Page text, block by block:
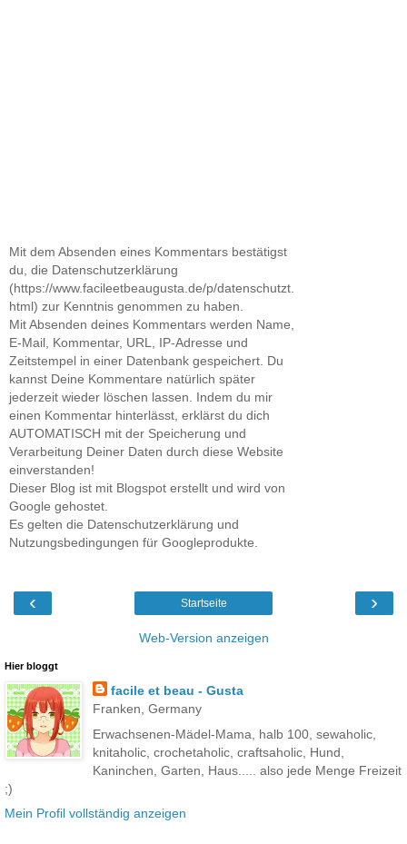
Mit dem Absenden eines Kommentars bestätigst
du, die Datenschutzerklärung
(https://www.facileetbeaugusta.de/p/datenschutzt.
html) zur Kenntnis genommen zu haben.
Mit Absenden deines Kommentars werden Name,
E-Mail, Kommentar, URL, IP-Adresse und
Zeitstempel in einer Datenbank gespeichert. Du
kannst Deine Kommentare natürlich später
jederzeit wieder löschen lassen. Indem du mir
einen Kommentar hinterlässt, erklärst du dich
AUTOMATISCH mit der Speicherung und
Verarbeitung Deiner Daten durch diese Website
einverstanden!
Dieser Blog ist mit Blogspot erstellt und wird von
Google gehostet.
Es gelten die Datenschutzerklärung und
Nutzungsbedingungen für Googleprodukte.
‹ ›
Startseite
Web-Version anzeigen
Hier bloggt
facile et beau - Gusta
Franken, Germany
Erwachsenen-Mädel-Mama, halb 100, sewaholic,
knitaholic, crochetaholic, craftsaholic, Hund,
Kaninchen, Garten, Haus..... also jede Menge Freizeit
;)
Mein Profil vollständig anzeigen